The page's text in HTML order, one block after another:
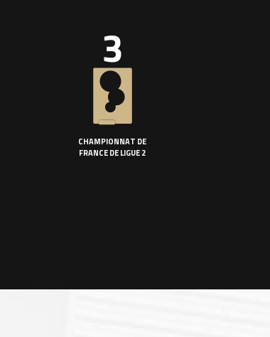
3
CHAMPIONNAT DE
FRANCE DE LIGUE 2